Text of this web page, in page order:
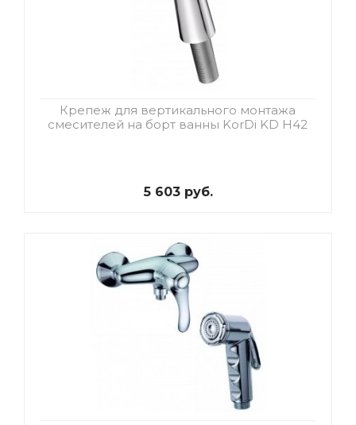
Крепеж для вертикального монтажа
смесителей на борт ванны KorDi KD H42
5 603 руб.